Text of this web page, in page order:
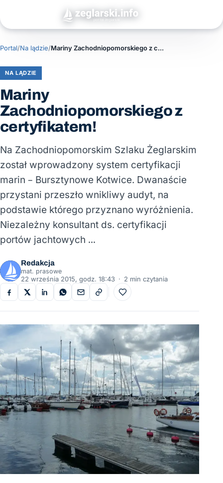
Portal/Na lądzie/ Mariny Zachodniopomorskiego z certyfikatem!
NA LĄDZIE
Mariny
Zachodniopomorskiego z
certyfikatem!
Na Zachodniopomorskim Szlaku Żeglarskim
został wprowadzony system certyfikacji
marin – Bursztynowe Kotwice. Dwanaście
przystani przeszło wnikliwy audyt, na
podstawie którego przyznano wyróżnienia.
Niezależny konsultant ds. certyfikacji
portów jachtowych …
Redakcja
mat. prasowe
22 września 2015, godz. 18:43 · 2 min czytania
Do ulubionych